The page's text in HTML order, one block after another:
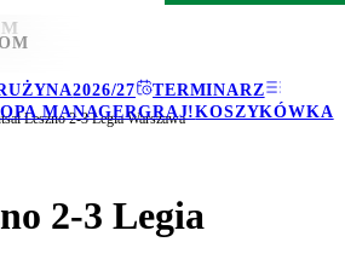
2026/27
TERMINARZ
MANAGERGRAJ!KOSZYKÓWKA
Leszno 2-3 Legia Warszawa
2-3 Legia